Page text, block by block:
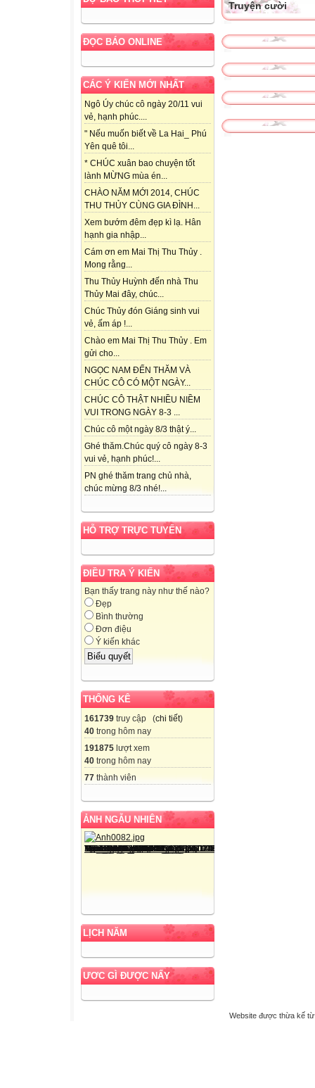
ĐỌC BÁO ONLINE
CÁC Ý KIẾN MỚI NHẤT
Ngô Úy chúc cô ngày 20/11 vui
vẻ, hạnh phúc....
" Nếu muốn biết về La Hai_ Phú
Yên quê tôi...
* CHÚC xuân bao chuyện tốt
lành MỪNG mùa én...
CHÀO NĂM MỚI 2014, CHÚC
THU THỦY CÙNG GIA ĐÌNH...
Xem bướm đêm đẹp kì lạ. Hân
hạnh gia nhập...
Cám ơn em Mai Thị Thu Thủy .
Mong rằng...
Thu Thủy Huỳnh đến nhà Thu
Thủy Mai đây, chúc...
Chúc Thủy đón Giáng sinh vui
vẻ, ấm áp !...
Chào em Mai Thị Thu Thủy . Em
gửi cho...
NGỌC NAM ĐẾN THĂM VÀ
CHÚC CÔ CÓ MỘT NGÀY...
CHÚC CÔ THẬT NHIỀU NIỀM
VUI TRONG NGÀY 8-3 ...
Chúc cô một ngày 8/3 thật ý...
Ghé thăm.Chúc quý cô ngày 8-3
vui vẻ, hạnh phúc!...
PN ghé thăm trang chủ nhà,
chúc mừng 8/3 nhé!...
HỖ TRỢ TRỰC TUYẾN
ĐIỀU TRA Ý KIẾN
Bạn thấy trang này như thế nào?
Đẹp
Bình thường
Đơn điệu
Ý kiến khác
THỐNG KÊ
161739 truy cập (chi tiết)
40 trong hôm nay
191875 lượt xem
40 trong hôm nay
77 thành viên
ẢNH NGẪU NHIÊN
LỊCH NĂM
ƯƠC GÌ ĐƯỢC NẤY
Truyện cười
Website được thừa kế